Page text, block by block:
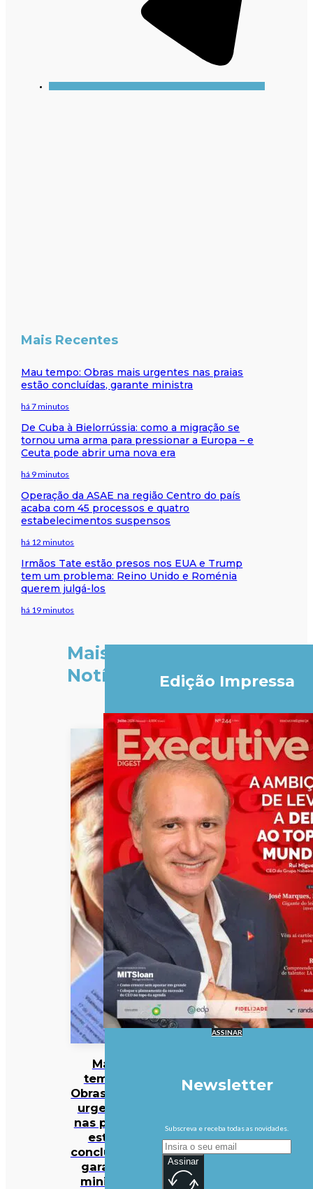
Mais Recentes
Mau tempo: Obras mais urgentes nas praias
estão concluídas, garante ministra
há 7 minutos
De Cuba à Bielorrússia: como a migração se
tornou uma arma para pressionar a Europa – e
Ceuta pode abrir uma nova era
há 9 minutos
Operação da ASAE na região Centro do país
acaba com 45 processos e quatro
estabelecimentos suspensos
há 12 minutos
Irmãos Tate estão presos nos EUA e Trump
tem um problema: Reino Unido e Roménia
querem julgá-los
há 19 minutos
Mais
Notícias
Mau
tempo:
Obras mais
urgentes
nas praias
estão
concluídas,
garante
ministra
Edição Impressa
ASSINAR
Newsletter
Subscreva e receba todas as novidades.
Assinar